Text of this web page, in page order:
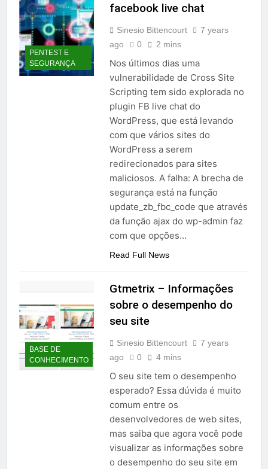
PENTEST E
SEGURANÇA
facebook live chat
Sinesio Bittencourt
7 years
ago
0 2 mins
Nos últimos dias uma
vulnerabilidade de Cross Site
Scripting tem sido explorada no
plugin FB live chat do
WordPress, que está levando
com que vários sites do
WordPress a serem
redirecionados para sites
maliciosos. A falha: A brecha de
segurança está na função
update_zb_fbc_code que através
da função ajax do wp-admin faz
com que opções…
Read Full News
BASE DE
CONHECIMENTO
Gtmetrix – Informações
sobre o desempenho do
seu site
Sinesio Bittencourt
7 years
ago
0 4 mins
O seu site tem o desempenho
esperado? Essa dúvida é muito
comum entre os
desenvolvedores de web sites,
mas saiba que agora você pode
visualizar as informações sobre
o desempenho do seu site em